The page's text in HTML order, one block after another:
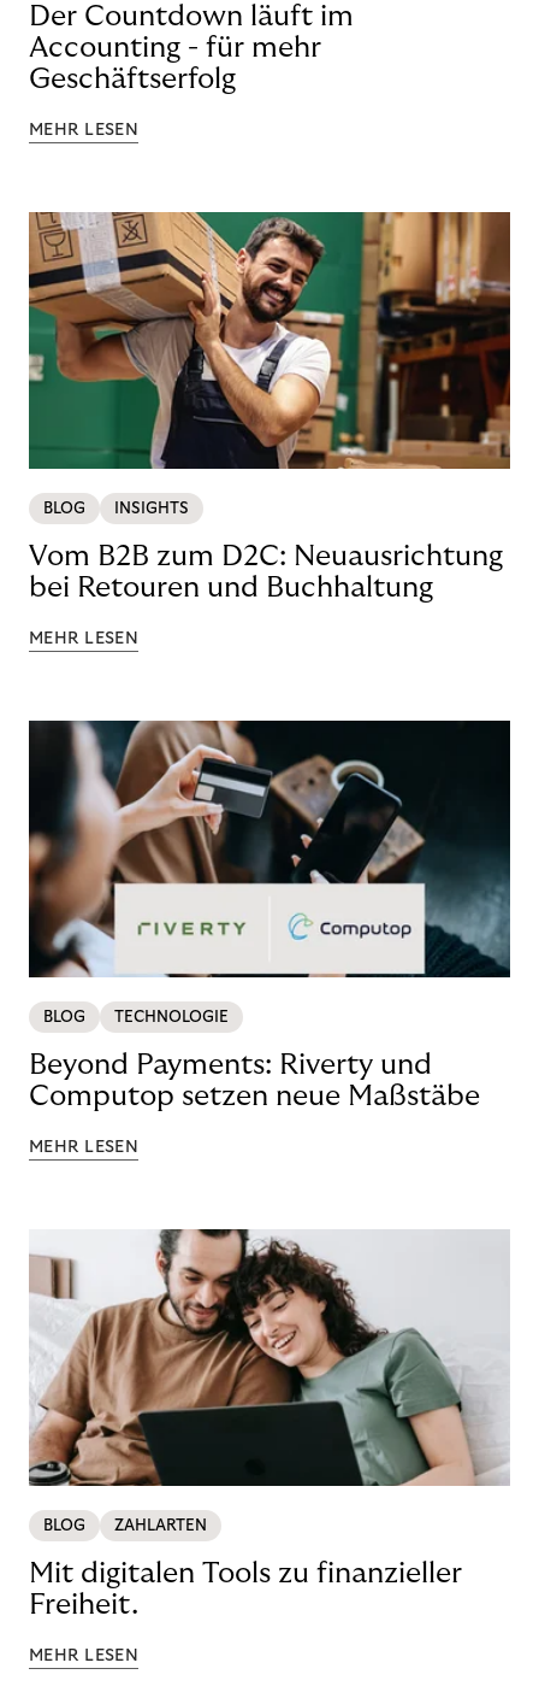
Der Countdown läuft im
Accounting - für mehr
Geschäftserfolg
MEHR LESEN
BLOG INSIGHTS
Vom B2B zum D2C: Neuausrichtung
bei Retouren und Buchhaltung
MEHR LESEN
BLOG TECHNOLOGIE
Beyond Payments: Riverty und
Computop setzen neue Maßstäbe
MEHR LESEN
BLOG ZAHLARTEN
Mit digitalen Tools zu finanzieller
Freiheit.
MEHR LESEN